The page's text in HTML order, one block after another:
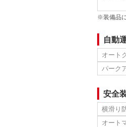
※装備品
自動
オート
パーク
安全
横滑り
オート